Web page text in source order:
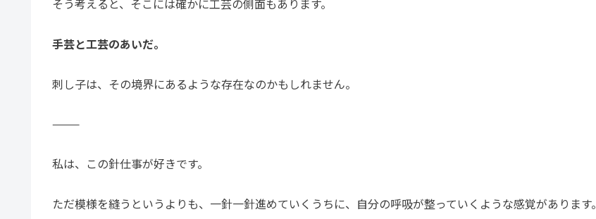
そう考えると、そこには確かに工芸の側面もあります。
手芸と工芸のあいだ。
刺し子は、その境界にあるような存在なのかもしれません。
⸻
私は、この針仕事が好きです。
ただ模様を縫うというよりも、一針一針進めていくうちに、自分の呼吸が整っていくような感覚があります。